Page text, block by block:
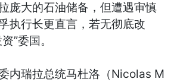
庞大的石油储备，但遭遇审慎
执行长更直言，若无彻底改
”委国。
内瑞拉总统马杜洛（Nicolas M